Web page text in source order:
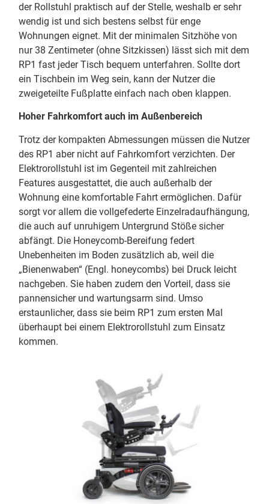
der Rollstuhl praktisch auf der Stelle, weshalb er sehr
wendig ist und sich bestens selbst für enge
Wohnungen eignet. Mit der minimalen Sitzhöhe von
nur 38 Zentimeter (ohne Sitzkissen) lässt sich mit dem
RP1 fast jeder Tisch bequem unterfahren. Sollte dort
ein Tischbein im Weg sein, kann der Nutzer die
zweigeteilte Fußplatte einfach nach oben klappen.
Hoher Fahrkomfort auch im Außenbereich
Trotz der kompakten Abmessungen müssen die Nutzer
des RP1 aber nicht auf Fahrkomfort verzichten. Der
Elektrorollstuhl ist im Gegenteil mit zahlreichen
Features ausgestattet, die auch außerhalb der
Wohnung eine komfortable Fahrt ermöglichen. Dafür
sorgt vor allem die vollgefederte Einzelradaufhängung,
die auch auf unruhigem Untergrund Stöße sicher
abfängt. Die Honeycomb-Bereifung federt
Unebenheiten im Boden zusätzlich ab, weil die
„Bienenwaben“ (Engl. honeycombs) bei Druck leicht
nachgeben. Sie haben zudem den Vorteil, dass sie
pannensicher und wartungsarm sind. Umso
erstaunlicher, dass sie beim RP1 zum ersten Mal
überhaupt bei einem Elektrorollstuhl zum Einsatz
kommen.